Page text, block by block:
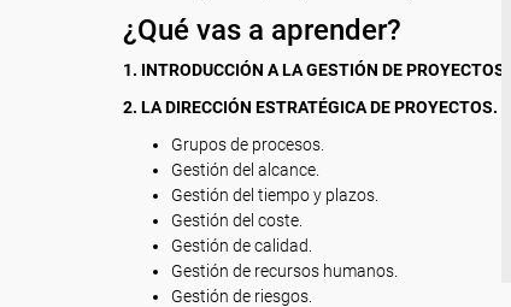
¿Qué vas a aprender?
1. INTRODUCCIÓN A LA GESTIÓN DE PROYECTOS.
2. LA DIRECCIÓN ESTRATÉGICA DE PROYECTOS.
Grupos de procesos.
Gestión del alcance.
Gestión del tiempo y plazos.
Gestión del coste.
Gestión de calidad.
Gestión de recursos humanos.
Gestión de riesgos.